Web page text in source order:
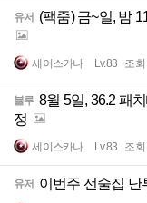
유저 (팩줌) 금~일, 밤
세이스카나 Lv.83 조
블루 8월 5일, 36.2 패
정
세이스카나 Lv.83 조
유저 이번주 선술집 난